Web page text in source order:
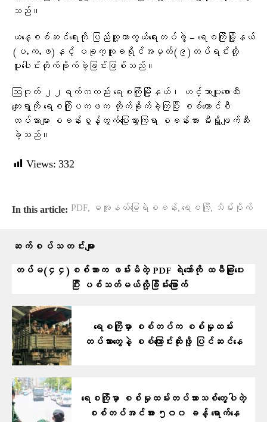
သည်။
ယနေ့စစ်ဆင်ရေးကို ပြည်သူ့ကာကွယ်ရေးတပ်ဖွဲ့ – ရေစကြိုမြို့နယ်
(ပ.က.ဖ)နှင့် ပခုက္ကူခရိုင်အမှတ်(၉)တပ်ရင်းတို့
ပူးပေါင်းတိုက်ခိုက်ခဲ့ခြင်းဖြစ်သည်။
ဩဂုတ် ၂၂ရက်ကလည်း ရေစကြိုမြို့နယ်၊ ဟင်္သာပျုစောထီး
ကျေးရွာကို ရေစကြိုပကဖက တိုက်ခိုက်ခဲ့ကြပြီး စစ်ကောင်စီ
တပ်သားများ စခန်းစွန့်ထွက်ပြေးသွားကြရာ စခန်းအား မီးရှို့ဖျက်ဆီး
ခဲ့သည်။
Views: 332
In this article: PDF, မအူနယ်မြေရဲစခန်း, ရေစကြို, သိမ်းပိုက်
ဆက်စပ်သတင်းများ
တပ်မ(၄၄)စစ်သားက ဖမ်းမိတဲ့ PDF ရဲဘော်ကို ထမီခြုံပေး
ပြီး ပစ်သတ်မယ်လို့ခြိမ်းခြောက်
ရေစကြိုမှာ စစ်တပ်က စစ်မှုထမ်း
တပ်သားတွေနဲ့ စစ်ကြောင်းထိုးဖို့ ပြင်ဆင်နေ
ရေစကြိုမှာ စစ်မှုထမ်းတပ်သားသစ်တွေပါတဲ့
စစ်တပ်အင်အား ၅၀၀ ခန့် ရောက်နေ